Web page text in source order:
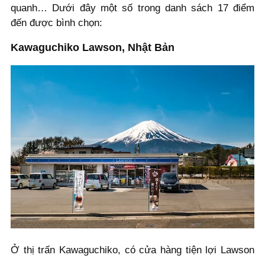
quanh… Dưới đây một số trong danh sách 17 điểm
đến được bình chọn:
Kawaguchiko Lawson, Nhật Bản
Ở thị trấn Kawaguchiko, có cửa hàng tiện lợi Lawson